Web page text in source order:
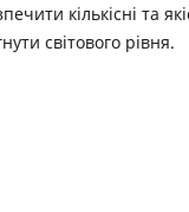
кількісні та
світового рівня.